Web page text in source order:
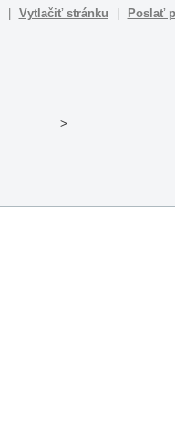
Vytlačiť stránku Poslať
>